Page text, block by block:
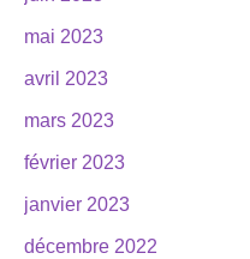
mai 2023
avril 2023
mars 2023
février 2023
janvier 2023
décembre 2022